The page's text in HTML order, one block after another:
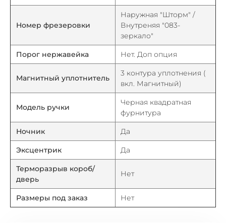
Номер фрезеровки
Наружная "Шторм" /
Внутреняя "083-
зеркало"
Порог нержавейка Нет. Доп опция
Магнитный уплотнитель
3 контура уплотнения (
вкл. Магнитный)
Модель ручки
Черная квадратная
фурнитура
Ночник Да
Эксцентрик Да
Терморазрыв короб/
дверь
Нет
Размеры под заказ Нет